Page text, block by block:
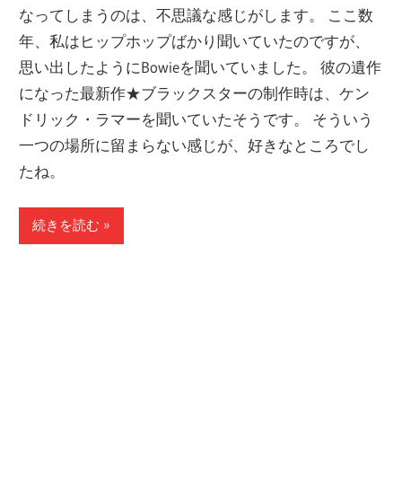
なってしまうのは、不思議な感じがします。 ここ数
年、私はヒップホップばかり聞いていたのですが、
思い出したようにBowieを聞いていました。 彼の遺作
になった最新作★ブラックスターの制作時は、ケン
ドリック・ラマーを聞いていたそうです。 そういう
一つの場所に留まらない感じが、好きなところでし
たね。
続きを読む